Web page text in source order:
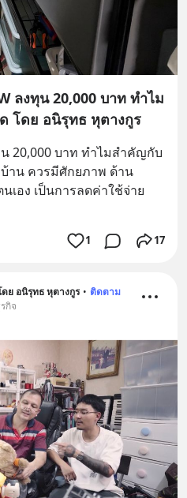
ลงทุน 20,000 บาท ทำไม
โดย อนิรุทธ หุตางกูร
20,000 บาท ทำไมสำคัญกับ
าน ควรมีศักยภาพ ด้าน
เอง เป็นการลดค่าใช้จ่าย
1 17
ย อนิรุทธ หุตางกูร • ติดตาม
กิจ